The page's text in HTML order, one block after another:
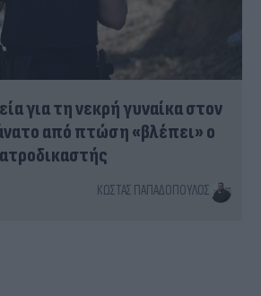
για τη νεκρή γυναίκα στον
από πτώση «βλέπει» ο
ΚΏΣΤΑΣ ΠΑΠΑΔΌΠΟΥΛΟΣ